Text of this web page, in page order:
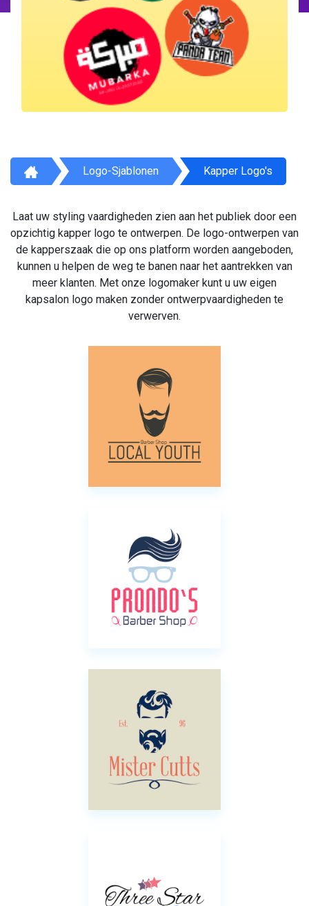
Logo-Sjablonen Kapper Logo's
Laat uw styling vaardigheden zien aan het publiek door een
opzichtig kapper logo te ontwerpen. De logo-ontwerpen van
de kapperszaak die op ons platform worden aangeboden,
kunnen u helpen de weg te banen naar het aantrekken van
meer klanten. Met onze logomaker kunt u uw eigen
kapsalon logo maken zonder ontwerpvaardigheden te
verwerven.